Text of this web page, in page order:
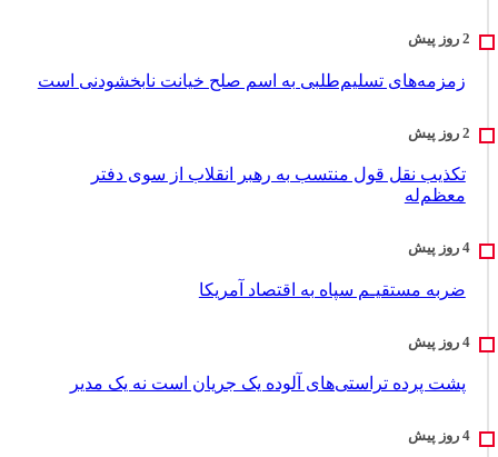
زمزمه‌های تسلیم‌طلبی به اسم صلح خیانت نابخشودنی است
تکذیب نقل قول منتسب به رهبر انقلاب از سوی دفتر
معظم‌له
ضربه مستقیـم سپاه به اقتصاد آمر‌یکا
پشت پرده تراستی‌های آلوده یک جریان است نه یک مدیر